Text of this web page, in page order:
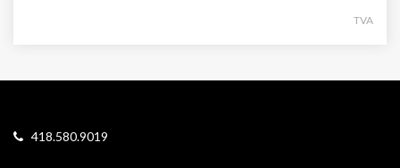
TVA
418.580.9019